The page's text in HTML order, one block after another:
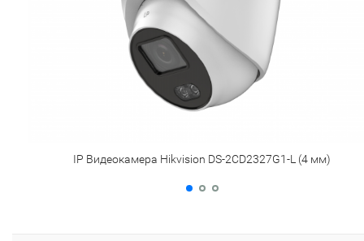
IP Видеокамера Hikvision DS-2CD2327G1-L (4 мм)